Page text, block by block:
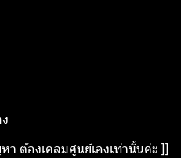
า ต้องเคลมศูนย์เองเท่านั้นค่ะ ]]